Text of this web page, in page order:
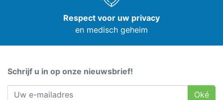
Respect voor uw privacy
en medisch geheim
Schrijf u in op onze nieuwsbrief!
Oké